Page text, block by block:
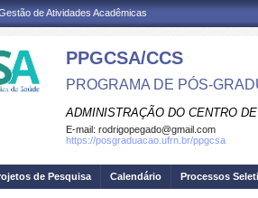
de Atividades Acadêmicas
PPGCSA/CCS
PROGRAMA DE PÓS-
ADMINISTRAÇÃO DO CENTRO
E-mail: rodrigopegado@gmail.com
https://posgraduacao.ufrn.br/ppgcsa
de Pesquisa Calendário Processos